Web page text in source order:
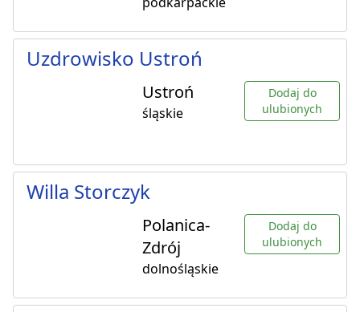
Uzdrowisko Ustroń
Ustroń
śląskie
Dodaj do
ulubionych
Willa Storczyk
Polanica-
Zdrój
dolnośląskie
Dodaj do
ulubionych